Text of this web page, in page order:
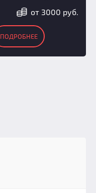
от 3000 руб.
ПОДРОБНЕЕ